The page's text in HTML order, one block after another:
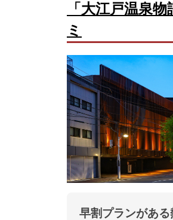
「大江戸温泉
ミ
早割プランがあ